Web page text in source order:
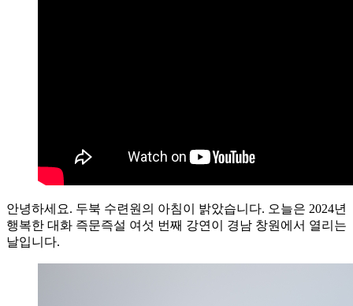
안녕하세요. 두북 수련원의 아침이 밝았습니다. 오늘은 2024년
행복한 대화 즉문즉설 여섯 번째 강연이 경남 창원에서 열리는
날입니다.